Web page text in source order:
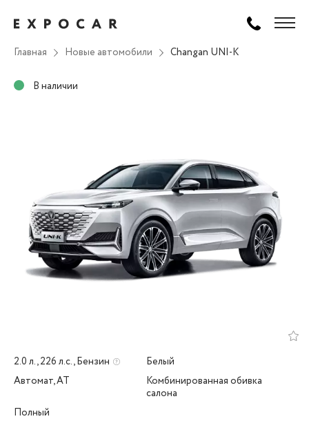
Главная Новые автомобили Changan UNI-K
В наличии
2.0 л., 226 л.с., Бензин
Автомат, AT
Полный
Белый
Комбинированная обивка
салона